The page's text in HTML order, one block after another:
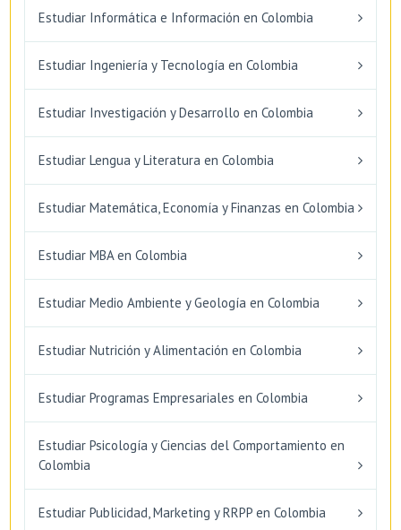
Estudiar Informática e Información en Colombia
Estudiar Ingeniería y Tecnología en Colombia
Estudiar Investigación y Desarrollo en Colombia
Estudiar Lengua y Literatura en Colombia
Estudiar Matemática, Economía y Finanzas en Colombia
Estudiar MBA en Colombia
Estudiar Medio Ambiente y Geología en Colombia
Estudiar Nutrición y Alimentación en Colombia
Estudiar Programas Empresariales en Colombia
Estudiar Psicología y Ciencias del Comportamiento en
Colombia
Estudiar Publicidad, Marketing y RRPP en Colombia